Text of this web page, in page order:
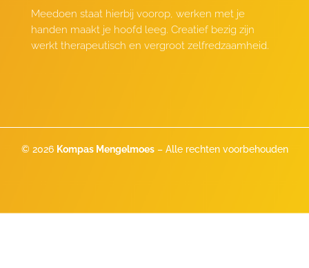
Meedoen staat hierbij voorop, werken met je
handen maakt je hoofd leeg. Creatief bezig zijn
werkt therapeutisch en vergroot zelfredzaamheid.
© 2026 Kompas Mengelmoes– Alle rechten voorbehouden